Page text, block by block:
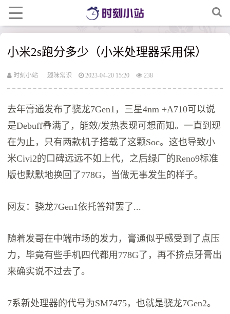
小米2s跑分多少（小米处理器采用保）
时刻小站 趣味常识 2023-04-20 15:20 238
去年膏通发布了骁龙7Gen1，三星4nm +A710可以说
是Debuff叠满了，能效/发热表现可想而知。一直到现
在为止，只有两款机子搭载了这颗Soc。这也导致小
米Civi2的口碑远远不如上代，之后绿厂的Reno9标准
版也默默地换回了778G，当做无事发生的样子。
网友：骁龙7Gen1依托答辩罢了...
随着发哥在中端市场的发力，膏通似乎感受到了点压
力，毕竟有些手机四代都用778G了，再不挤点牙膏出
来确实说不过去了。
7系新处理器的代号为SM7475，也就是骁龙7Gen2。